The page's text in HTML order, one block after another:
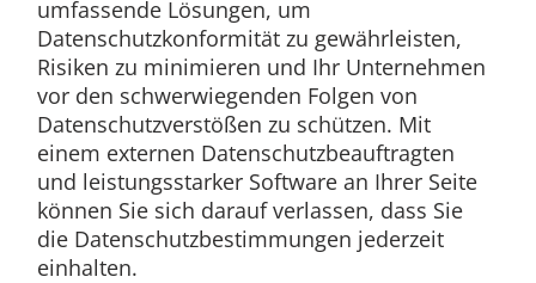
umfassende Lösungen, um
Datenschutzkonformität zu gewährleisten,
Risiken zu minimieren und Ihr Unternehmen
vor den schwerwiegenden Folgen von
Datenschutzverstößen zu schützen. Mit
einem externen Datenschutzbeauftragten
und leistungsstarker Software an Ihrer Seite
können Sie sich darauf verlassen, dass Sie
die Datenschutzbestimmungen jederzeit
einhalten.